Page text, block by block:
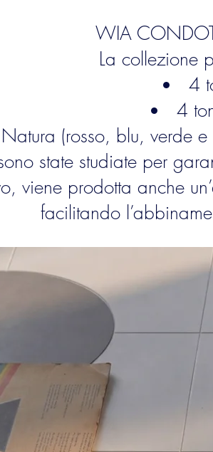
WIA
La collezione
4
4
(rosso, blu, verde e
state studiate per
viene prodotta anche
facilitando